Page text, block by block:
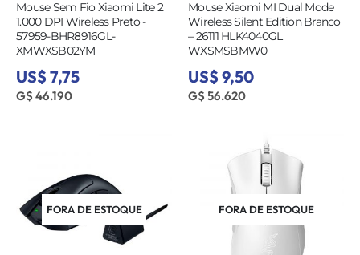
Mouse Sem Fio Xiaomi Lite 2
1.000 DPI Wireless Preto -
57959-BHR8916GL-
XMWXSB02YM
US$ 7,75
G$ 46.190
Mouse Xiaomi MI Dual Mode
Wireless Silent Edition Branco
– 26111 HLK4040GL
WXSMSBMW0
US$ 9,50
G$ 56.620
FORA DE ESTOQUE FORA DE ESTOQUE